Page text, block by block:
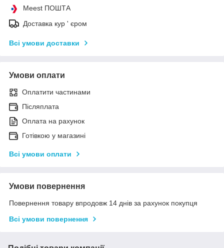
Meest ПОШТА
Доставка кур ' єром
Всі умови доставки
Умови оплати
Оплатити частинами
Післяплата
Оплата на рахунок
Готівкою у магазині
Всі умови оплати
Умови повернення
Повернення товару впродовж 14 днів за рахунок покупця
Всі умови повернення